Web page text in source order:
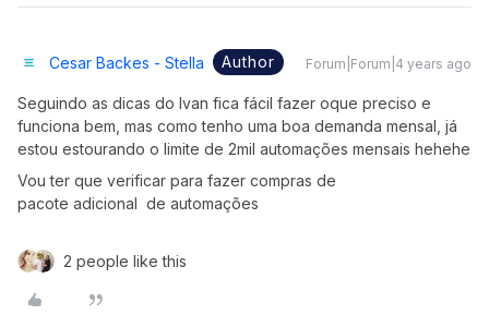
Cesar Backes - Stella Author Forum|Forum|4 years ago
Seguindo as dicas do Ivan fica fácil fazer oque preciso e
funciona bem, mas como tenho uma boa demanda mensal, já
estou estourando o limite de 2mil automações mensais hehehe
Vou ter que verificar para fazer compras de
pacote adicional de automações
2 people like this